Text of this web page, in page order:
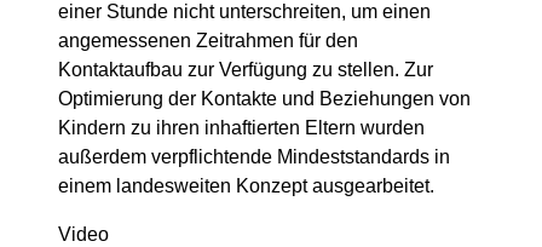
einer Stunde nicht unterschreiten, um einen
angemessenen Zeitrahmen für den
Kontaktaufbau zur Verfügung zu stellen. Zur
Optimierung der Kontakte und Beziehungen von
Kindern zu ihren inhaftierten Eltern wurden
außerdem verpflichtende Mindeststandards in
einem landesweiten Konzept ausgearbeitet.
Video